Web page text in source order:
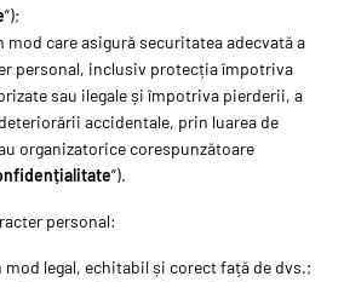
”);
care asigură securitatea adecvată a
personal, inclusiv protecția împotriva
sau ilegale și împotriva pierderii, a
accidentale, prin luarea de
organizatorice corespunzătoare
”).
personal:
legal, echitabil și corect față de dvs.;